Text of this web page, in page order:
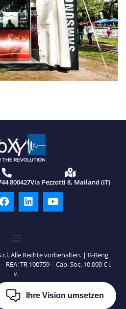
800427Via Pezzotti 8, Mailand (IT)
Alle Rechte vorbehalten. | B-Beng
REA: TR 100759 – Cap. Soc. 10.000 € i.
v.
geschützt und es gelten die
undNutzungsbedingungen
Ihre Vision umsetzen